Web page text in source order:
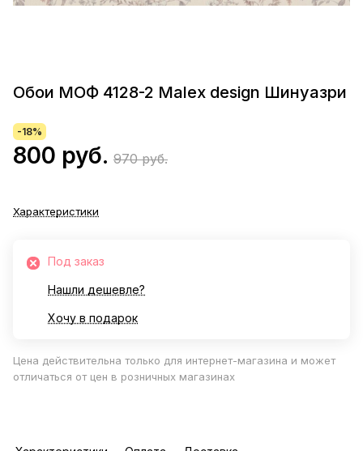
Обои МОФ 4128-2 Malex design Шинуазри
-18%
800 руб. 970 руб.
Характеристики
Под заказ
Нашли дешевле?
Хочу в подарок
Цена действительна только для интернет-магазина и может
отличаться от цен в розничных магазинах